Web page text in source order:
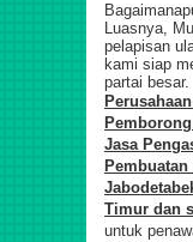
Luasnya,
pelapisan
kami siap
partai besar.
Jasa
Timur dan
untuk